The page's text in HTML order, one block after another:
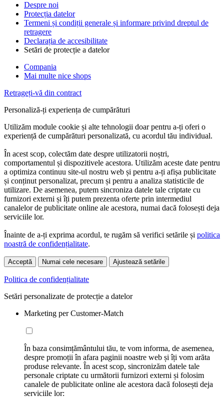
Despre noi
Protecția datelor
Termeni și condiții generale și informare privind dreptul de
retragere
Declarația de accesibilitate
Setări de protecție a datelor
Compania
Mai multe nice shops
Retrageți-vă din contract
Personaliză-ți experiența de cumpărături
Utilizăm module cookie și alte tehnologii doar pentru a-ți oferi o
experiență de cumpărături personalizată, cu acordul tău individual.
În acest scop, colectăm date despre utilizatorii noștri,
comportamentul și dispozitivele acestora. Utilizăm aceste date pentru
a optimiza continuu site-ul nostru web și pentru a-ți afișa publicitate
și conținut personalizat, precum și pentru a analiza statisticile de
utilizare. De asemenea, putem sincroniza datele tale criptate cu
furnizori externi și îți putem prezenta oferte prin intermediul
canalelor de publicitate online ale acestora, numai dacă folosești deja
serviciile lor.
Înainte de a-ți exprima acordul, te rugăm să verifici setările și politica
noastră de confidențialitate.
Acceptă Numai cele necesare Ajustează setările
Politica de confidențialitate
Setări personalizate de protecție a datelor
Marketing per Customer-Match
În baza consimțământului tău, te vom informa, de asemenea,
despre promoții în afara paginii noastre web și îți vom arăta
produse relevante. În acest scop, sincronizăm datele tale
personale criptate cu următorii furnizori externi și folosim
canalele de publicitate online ale acestora dacă folosești deja
serviciile lor: